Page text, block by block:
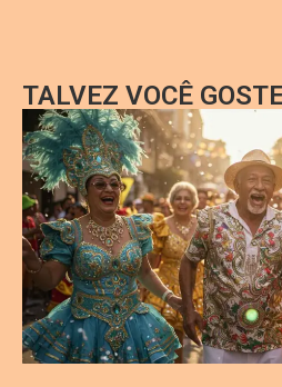
TALVEZ VOCÊ